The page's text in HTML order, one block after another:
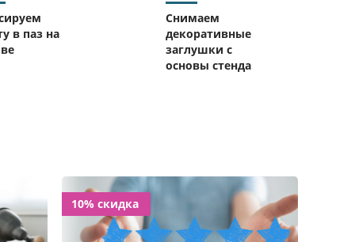
в паз на
Снимаем
декоративные
заглушки с
основы стенда
10% скидка